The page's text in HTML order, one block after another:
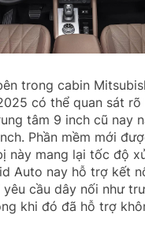
trong cabin
có thể quan sát rõ
tâm 9 inch cũ nay
Phần mềm mới
này mang lại tốc độ
Auto nay hỗ trợ kết
cầu dây nối như
khi đó đã hỗ trợ